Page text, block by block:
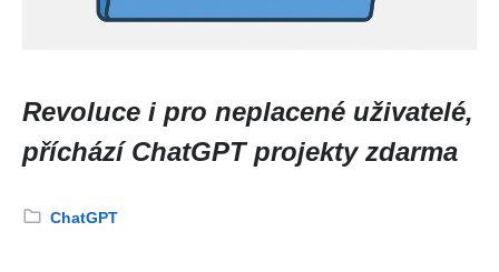
Revoluce i pro neplacené uživatelé,
příchází ChatGPT projekty zdarma
Category:
ChatGPT